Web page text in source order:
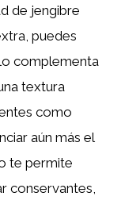
de jengibre
puedes
complementa
textura
como
aún más el
te permite
conservantes,